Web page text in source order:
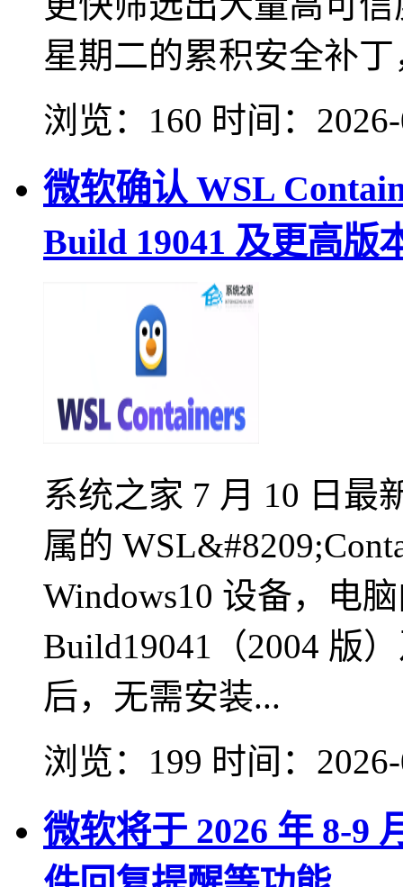
星期二的累积安全补
浏览：160 时间：
微软确认 WSL
Build 19041 及更高版
系统之家 7 月 10 日最
属的
Windows10 设备，电
Build19041（2004 版
后，无需安装...
浏览：199 时间：
微软将于 2026 年 8-9